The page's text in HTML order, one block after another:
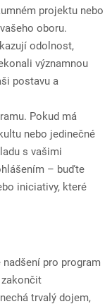
projektu nebo
oboru.
odolnost,
významnou
postavu a
Pokud má
nebo jedinečné
s vašimi
– buďte
iniciativy, které
pro program
trvalý dojem,